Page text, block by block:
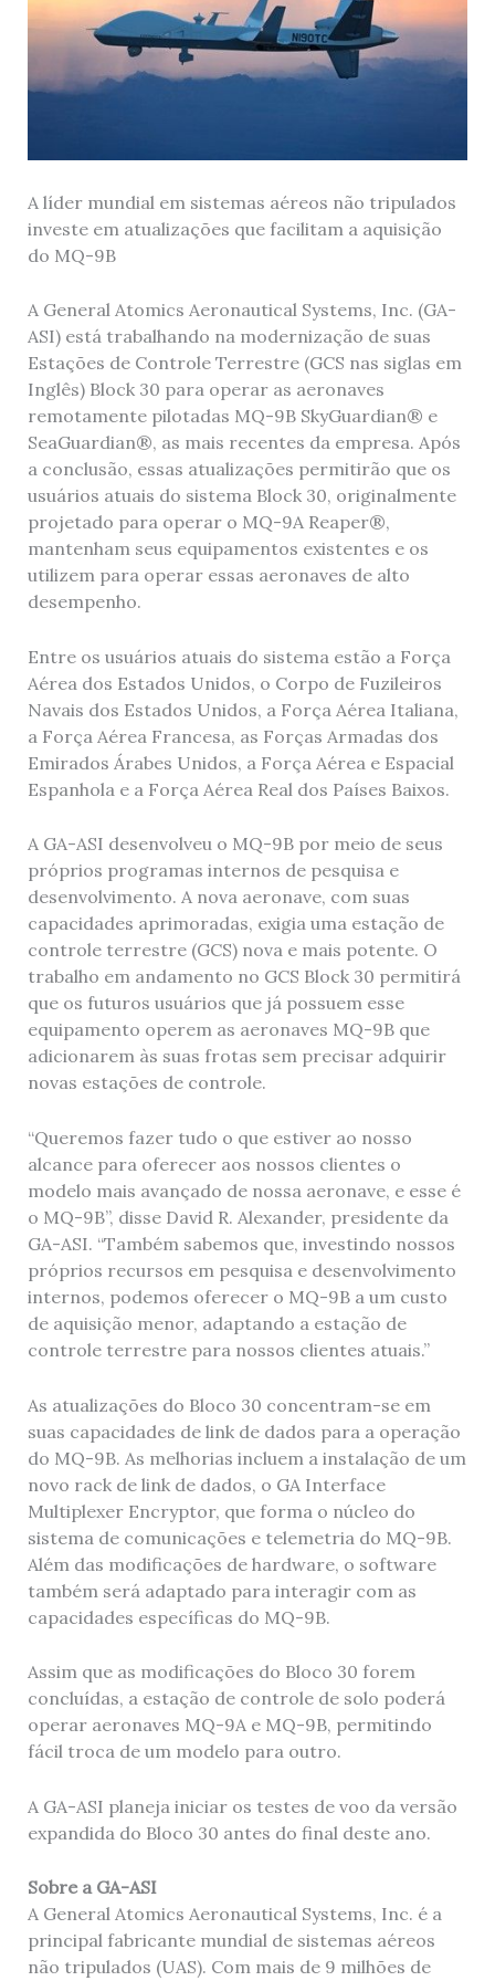
A líder mundial em sistemas aéreos não tripulados
investe em atualizações que facilitam a aquisição
do MQ-9B
A General Atomics Aeronautical Systems, Inc. (GA-
ASI) está trabalhando na modernização de suas
Estações de Controle Terrestre (GCS nas siglas em
Inglês) Block 30 para operar as aeronaves
remotamente pilotadas MQ-9B SkyGuardian® e
SeaGuardian®, as mais recentes da empresa. Após
a conclusão, essas atualizações permitirão que os
usuários atuais do sistema Block 30, originalmente
projetado para operar o MQ-9A Reaper®,
mantenham seus equipamentos existentes e os
utilizem para operar essas aeronaves de alto
desempenho.
Entre os usuários atuais do sistema estão a Força
Aérea dos Estados Unidos, o Corpo de Fuzileiros
Navais dos Estados Unidos, a Força Aérea Italiana,
a Força Aérea Francesa, as Forças Armadas dos
Emirados Árabes Unidos, a Força Aérea e Espacial
Espanhola e a Força Aérea Real dos Países Baixos.
A GA-ASI desenvolveu o MQ-9B por meio de seus
próprios programas internos de pesquisa e
desenvolvimento. A nova aeronave, com suas
capacidades aprimoradas, exigia uma estação de
controle terrestre (GCS) nova e mais potente. O
trabalho em andamento no GCS Block 30 permitirá
que os futuros usuários que já possuem esse
equipamento operem as aeronaves MQ-9B que
adicionarem às suas frotas sem precisar adquirir
novas estações de controle.
“Queremos fazer tudo o que estiver ao nosso
alcance para oferecer aos nossos clientes o
modelo mais avançado de nossa aeronave, e esse é
o MQ-9B”, disse David R. Alexander, presidente da
GA-ASI. “Também sabemos que, investindo nossos
próprios recursos em pesquisa e desenvolvimento
internos, podemos oferecer o MQ-9B a um custo
de aquisição menor, adaptando a estação de
controle terrestre para nossos clientes atuais.”
As atualizações do Bloco 30 concentram-se em
suas capacidades de link de dados para a operação
do MQ-9B. As melhorias incluem a instalação de um
novo rack de link de dados, o GA Interface
Multiplexer Encryptor, que forma o núcleo do
sistema de comunicações e telemetria do MQ-9B.
Além das modificações de hardware, o software
também será adaptado para interagir com as
capacidades específicas do MQ-9B.
Assim que as modificações do Bloco 30 forem
concluídas, a estação de controle de solo poderá
operar aeronaves MQ-9A e MQ-9B, permitindo
fácil troca de um modelo para outro.
A GA-ASI planeja iniciar os testes de voo da versão
expandida do Bloco 30 antes do final deste ano.
Sobre a GA-ASI
A General Atomics Aeronautical Systems, Inc. é a
principal fabricante mundial de sistemas aéreos
não tripulados (UAS). Com mais de 9 milhões de